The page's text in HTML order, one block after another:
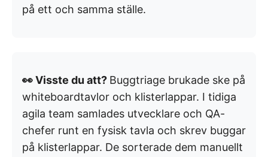
på ett och samma ställe.
👀 Visste du att? Buggtriage brukade ske på
whiteboardtavlor och klisterlappar. I tidiga
agila team samlades utvecklare och QA-
chefer runt en fysisk tavla och skrev buggar
på klisterlappar. De sorterade dem manuellt